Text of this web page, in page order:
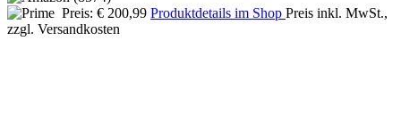
Preis: € 200,99 Produktdetails im Shop Preis inkl. MwSt.,
zzgl. Versandkosten